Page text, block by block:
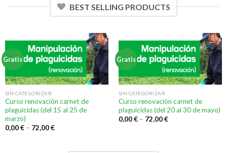
BEST SELLING PRODUCTS
Gratis
SIN CATEGORIZAR
Curso renovación carnet de
plaguicidas (del 15 al 25 de
marzo)
0,00€– 72,00€
Gratis
SIN CATEGORIZAR
Curso renovación carnet de
plaguicidas (del 20 al 30 de mayo)
0,00€– 72,00€